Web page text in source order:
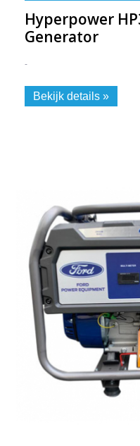
Hyperpower
Generator
-
Bekijk details »